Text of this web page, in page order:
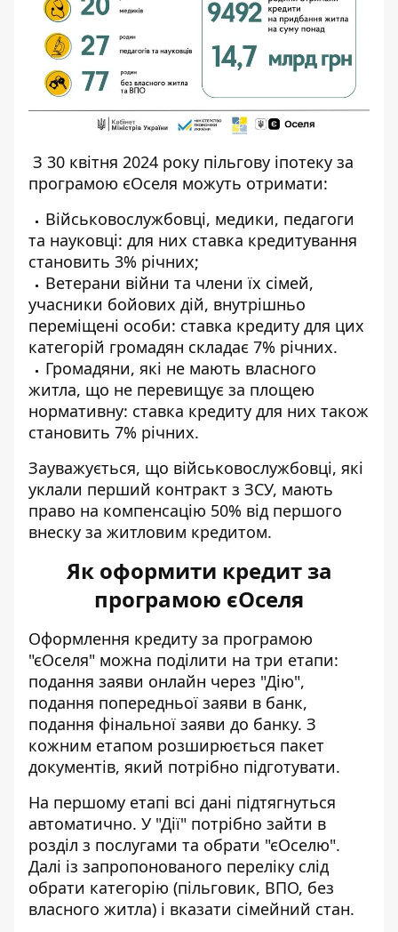
З 30 квітня 2024 року пільгову іпотеку за
програмою єОселя можуть отримати:
Військовослужбовці, медики, педагоги
та науковці: для них ставка кредитування
становить 3% річних;
Ветерани війни та члени їх сімей,
учасники бойових дій, внутрішньо
переміщені особи: ставка кредиту для цих
категорій громадян складає 7% річних.
Громадяни, які не мають власного
житла, що не перевищує за площею
нормативну: ставка кредиту для них також
становить 7% річних.
Зауважується, що військовослужбовці, які
уклали перший контракт з ЗСУ, мають
право на компенсацію 50% від першого
внеску за житловим кредитом.
Як оформити кредит за
програмою єОселя
Оформлення кредиту за програмою
"єОселя" можна поділити на три етапи:
подання заяви онлайн через "Дію",
подання попередньої заяви в банк,
подання фінальної заяви до банку. З
кожним етапом розширюється пакет
документів, який потрібно підготувати.
На першому етапі всі дані підтягнуться
автоматично. У "Дії" потрібно зайти в
розділ з послугами та обрати "єОселю".
Далі із запропонованого переліку слід
обрати категорію (пільговик, ВПО, без
власного житла) і вказати сімейний стан.